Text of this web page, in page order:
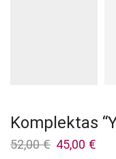
Komplektas
52,00€ Original
45,00 €